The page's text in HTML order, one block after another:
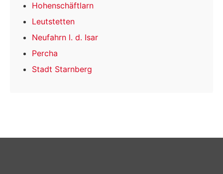
Hohenschäftlarn
Leutstetten
Neufahrn l. d. Isar
Percha
Stadt Starnberg